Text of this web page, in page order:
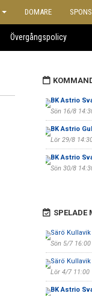
DOMARE
Övergångspolicy
BK Astrio
Sön 16/8
BK Astrio Gul
Lör 29/8
BK Astrio
Sön 30/8
SPELADE
Särö
Sön 5/7 16:00
Särö Kullavik
Lör 4/7 11:00
BK Astrio